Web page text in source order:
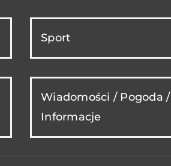
Sport
Wiadomości / Pogoda /
Informacje